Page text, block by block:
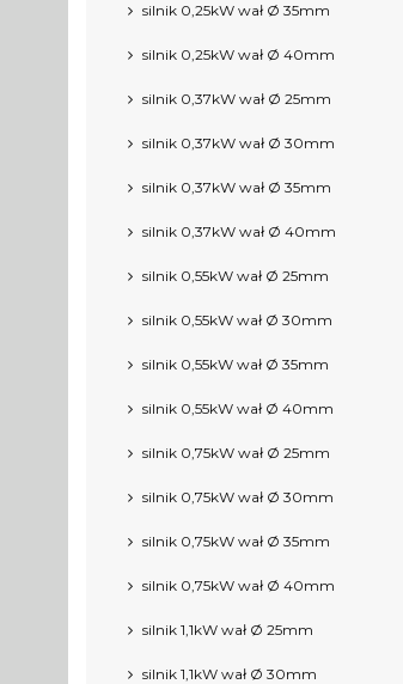
silnik 0,25kW wał Ø 35mm
silnik 0,25kW wał Ø 40mm
silnik 0,37kW wał Ø 25mm
silnik 0,37kW wał Ø 30mm
silnik 0,37kW wał Ø 35mm
silnik 0,37kW wał Ø 40mm
silnik 0,55kW wał Ø 25mm
silnik 0,55kW wał Ø 30mm
silnik 0,55kW wał Ø 35mm
silnik 0,55kW wał Ø 40mm
silnik 0,75kW wał Ø 25mm
silnik 0,75kW wał Ø 30mm
silnik 0,75kW wał Ø 35mm
silnik 0,75kW wał Ø 40mm
silnik 1,1kW wał Ø 25mm
silnik 1,1kW wał Ø 30mm